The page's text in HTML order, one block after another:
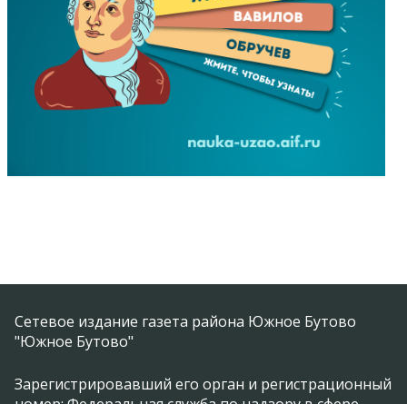
Сетевое издание газета района Южное Бутово
"Южное Бутово"
Зарегистрировавший его орган и регистрационный